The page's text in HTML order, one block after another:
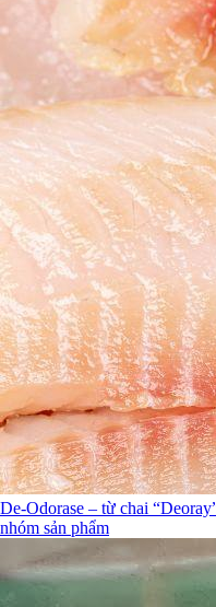
De-Odorase – từ chai
nhóm sản phẩm